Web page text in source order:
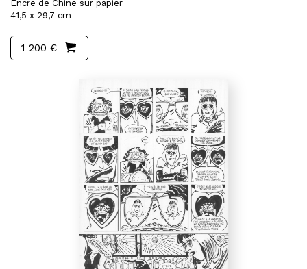
Encre de Chine sur papier
41,5 x 29,7 cm
1 200 €